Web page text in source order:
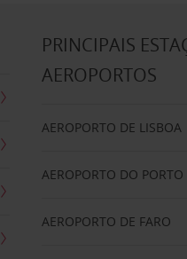
PRINCIPAIS
AEROPORTOS
AEROPORTO DE LISBOA
AEROPORTO DO PORTO
AEROPORTO DE FARO